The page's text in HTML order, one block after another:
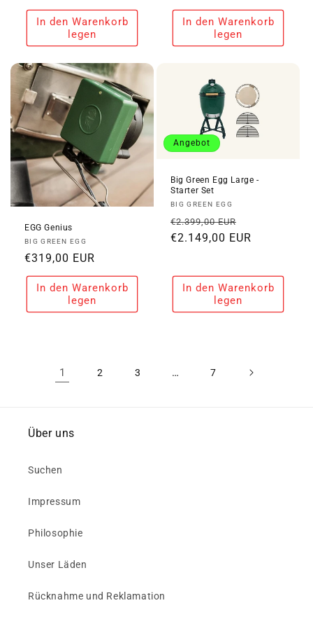
In den Warenkorb
legen
Preis
In den Warenkorb
legen
EGG Genius
Anbieter:
BIG GREEN EGG
Normaler
Preis
€319,00 EUR
In den Warenkorb
legen
Angebot
Big Green Egg Large -
Starter Set
Anbieter:
BIG GREEN EGG
Normaler
Preis
€2.399,00 EUR
€2.149,00 EUR
In den Warenkorb
legen
1 2 3 … 7
Über uns
Suchen
Impressum
Philosophie
Unser Läden
Rücknahme und Reklamation